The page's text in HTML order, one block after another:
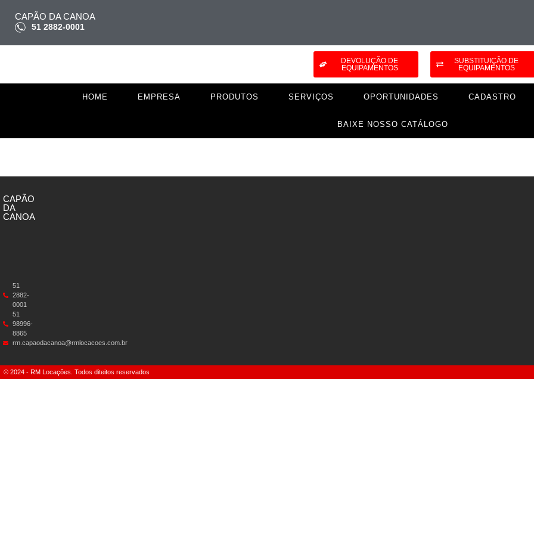
CAPÃO DA CANOA
51 2882-0001
DEVOLUÇÃO DE
EQUIPAMENTOS
SUBSTITUIÇÃO DE
EQUIPAMENTOS
HOME EMPRESA PRODUTOS SERVIÇOS OPORTUNIDADES CADASTRO
BAIXE NOSSO CATÁLOGO
CAPÃO
DA
CANOA
51
2882-
0001
51
98996-
8865
rm.capaodacanoa@rmlocacoes.com.br
© 2024 - RM Locações. Todos diteitos reservados